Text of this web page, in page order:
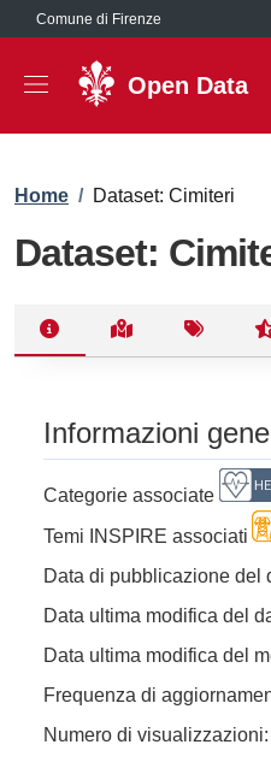
Salta al contenuto principale
Comune di Firenze
Open Data
Briciole di pane
Home / Dataset: Cimiteri
Dataset:
Informazioni
Categorie associate
Temi INSPIRE associati
Data di pubblicazione del
Data ultima modifica del
Data ultima modifica del
Frequenza di
Numero di visualizzazioni: